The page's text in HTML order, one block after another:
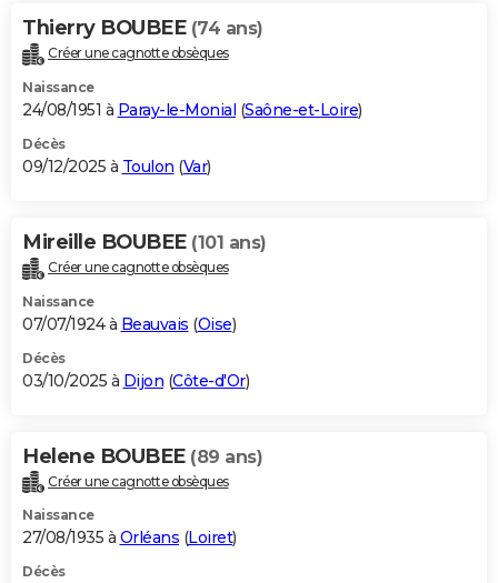
Bricolage
Lifestyle
Culture
Sport
Auto
Television
Voyage
Cinema
Thierry BOUBEE (74 ans)
Créer une cagnotte obsèques
Naissance
24/08/1951 à Paray-le-Monial (Saône-et-Loire)
Décès
09/12/2025 à Toulon (Var)
Mireille BOUBEE (101 ans)
Créer une cagnotte obsèques
Naissance
07/07/1924 à Beauvais (Oise)
Décès
03/10/2025 à Dijon (Côte-d'Or)
Helene BOUBEE (89 ans)
Créer une cagnotte obsèques
Naissance
27/08/1935 à Orléans (Loiret)
Décès